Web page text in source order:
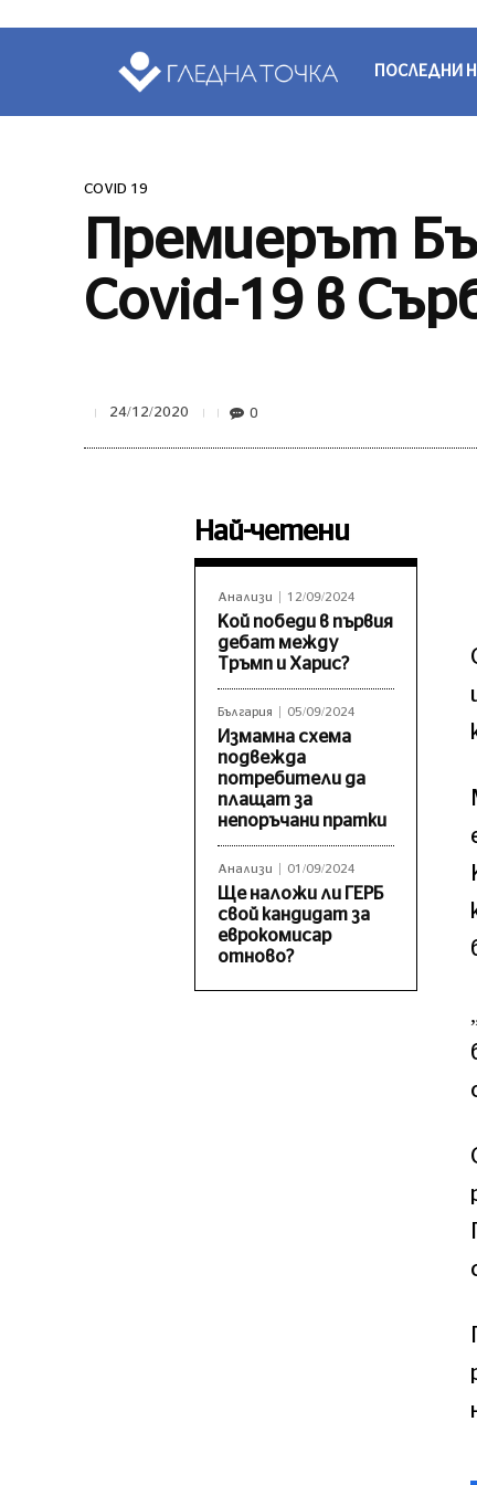
ПОСЛЕДНИ
COVID 19
Премиерът
Covid-19 в
24/12/2020 0
Най-четени
Анализи 12/09/2024
Кой победи в първия
дебат между
Тръмп и Харис?
България 05/09/2024
Измамна схема
подвежда
потребители да
плащат за
непоръчани пратки
Анализи 01/09/2024
Ще наложи ли ГЕРБ
свой кандидат за
еврокомисар
отново?